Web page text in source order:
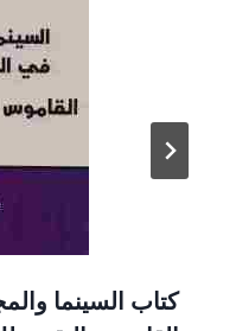
كتاب السينما